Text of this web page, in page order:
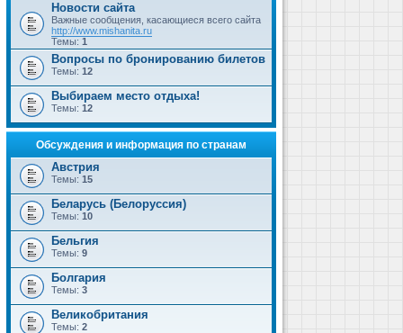
Новости сайта
Важные сообщения, касающиеся всего сайта
http://www.mishanita.ru
Темы: 1
Вопросы по бронированию билетов
Темы: 12
Выбираем место отдыха!
Темы: 12
Обсуждения и информация по странам
Австрия
Темы: 15
Беларусь (Белоруссия)
Темы: 10
Бельгия
Темы: 9
Болгария
Темы: 3
Великобритания
Темы: 2